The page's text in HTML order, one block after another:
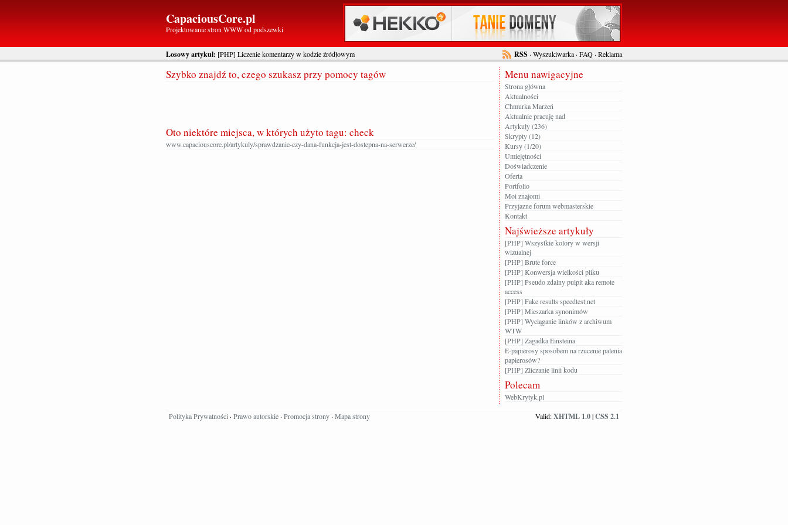
CapaciousCore.pl
Projektowanie stron WWW od podszewki
Losowy artykuł: [PHP] Liczenie komentarzy w kodzie źródłowym RSS · Wyszukiwarka · FAQ · Reklama
Szybko znajdź to, czego szukasz przy pomocy tagów
Oto niektóre miejsca, w których użyto tagu: check
www.capaciouscore.pl/artykuly/sprawdzanie-czy-dana-funkcja-jest-dostepna-na-serwerze/
Menu nawigacyjne
Strona główna
Aktualności
Chmurka Marzeń
Aktualnie pracuję nad
Artykuły (236)
Skrypty (12)
Kursy (1/20)
Umiejętności
Doświadczenie
Oferta
Portfolio
Moi znajomi
Przyjazne forum webmasterskie
Kontakt
Najświeższe artykuły
[PHP] Wszystkie kolory w wersji
wizualnej
[PHP] Brute force
[PHP] Konwersja wielkości pliku
[PHP] Pseudo zdalny pulpit aka remote
access
[PHP] Fake results speedtest.net
[PHP] Mieszarka synonimów
[PHP] Wyciąganie linków z archiwum
WTW
[PHP] Zagadka Einsteina
E-papierosy sposobem na rzucenie palenia
papierosów?
[PHP] Zliczanie linii kodu
Polecam
WebKrytyk.pl
Polityka Prywatności · Prawo autorskie · Promocja strony · Mapa strony Valid:XHTML 1.0|CSS 2.1